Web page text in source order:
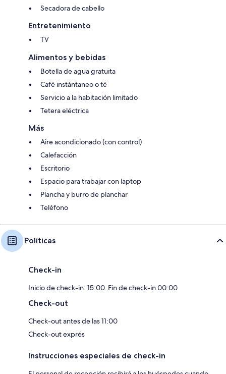
Secadora de cabello
Entretenimiento
TV
Alimentos y bebidas
Botella de agua gratuita
Café instántaneo o té
Servicio a la habitación limitado
Tetera eléctrica
Más
Aire acondicionado (con control)
Calefacción
Escritorio
Espacio para trabajar con laptop
Plancha y burro de planchar
Teléfono
Políticas
Check-in
Inicio de check-in: 15:00. Fin de check-in 00:00
Check-out
Check-out antes de las 11:00
Check-out exprés
Instrucciones especiales de check-in